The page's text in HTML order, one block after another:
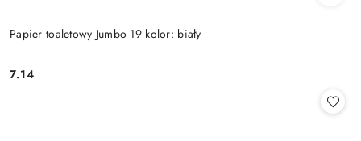
Papier toaletowy Jumbo 19 kolor: biały
Cena:
7.14